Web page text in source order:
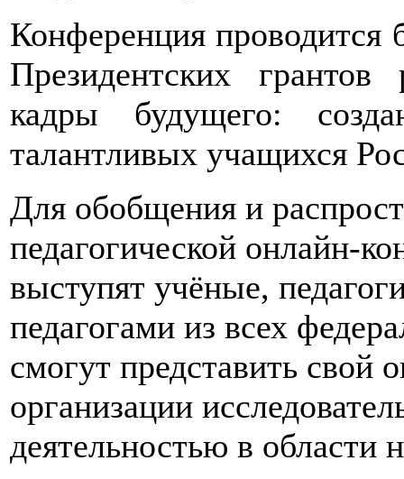
Конференция проводится
Президентских
кадры будущего:
талантливых учащихся
Для обобщения и
педагогической онлайн-
выступят учёные,
педагогами из всех
смогут представить свой
организации
деятельностью в области